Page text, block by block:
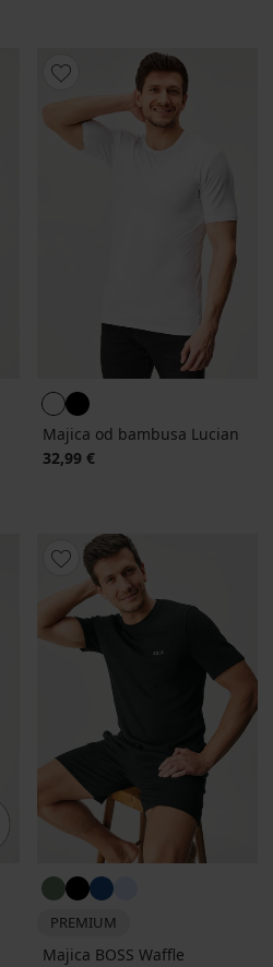
Majica od bambusa Lucian
32,99 €
PREMIUM
Majica BOSS Waffle